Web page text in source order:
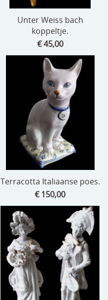
Unter Weiss bach
koppeltje.
€ 45,00
Terracotta Italiaanse poes.
€ 150,00